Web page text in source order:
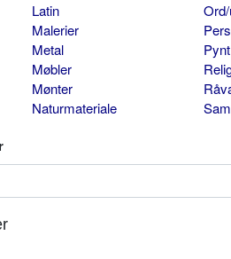
Latin
Malerier
Metal
Møbler
Mønter
Naturmateriale
Pynt